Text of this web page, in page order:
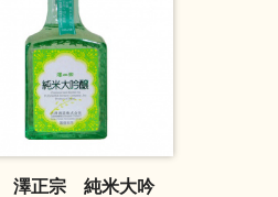
澤正宗 純米大吟